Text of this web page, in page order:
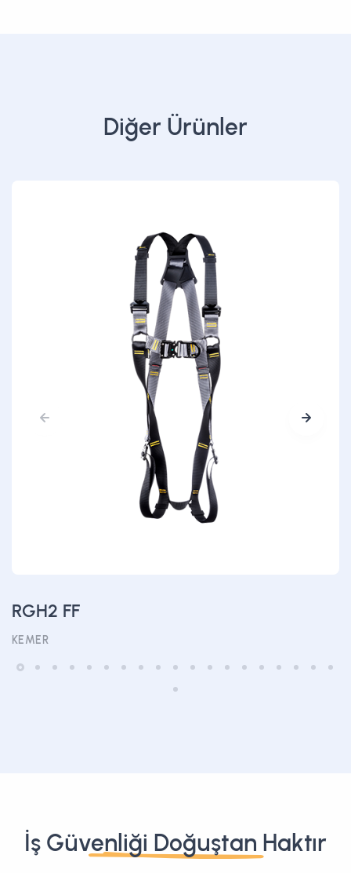
Diğer Ürünler
RGH2 FF
KEMER
İş Güvenliği Doğuştan Haktır